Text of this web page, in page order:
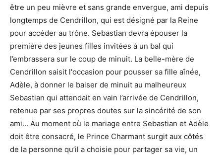
être un peu mièvre et sans grande envergue, ami depuis
longtemps de Cendrillon, qui est désigné par la Reine
pour accéder au trône. Sebastian devra épouser la
première des jeunes filles invitées à un bal qui
l’embrassera sur le coup de minuit. La belle-mère de
Cendrillon saisit l'occasion pour pousser sa fille aînée,
Adèle, à donner le baiser de minuit au malheureux
Sebastian qui attendait en vain l’arrivée de Cendrillon,
retenue par ses propres doutes sur la sincérité de son
ami... Au moment où le mariage entre Sebastian et Adèle
doit être consacré, le Prince Charmant surgit aux côtés
de la personne qu’il a choisie pour partager sa vie, un